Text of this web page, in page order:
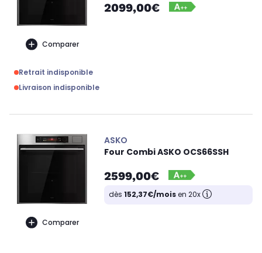
Comparer
2099,00€
Retrait indisponible
Livraison indisponible
Comparer
ASKO
Four Combi ASKO OCS66SSH
2599,00€
dès 152,37€/moisen 20x